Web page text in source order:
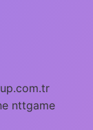
nttgame